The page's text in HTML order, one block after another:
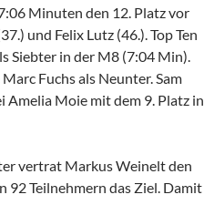
Minuten den 12. Platz vor
und Felix Lutz (46.). Top Ten
Siebter in der M8 (7:04 Min).
Fuchs als Neunter. Sam
Amelia Moie mit dem 9. Platz in
vertrat Markus Weinelt den
92 Teilnehmern das Ziel. Damit